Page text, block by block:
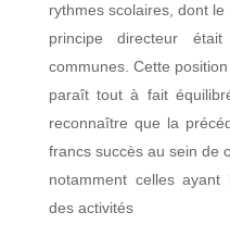
rythmes scolaires, dont le
principe directeur
communes. Cette position
paraît tout à fait
reconnaître que la
francs succès au sein de
notamment celles ayant
des activités